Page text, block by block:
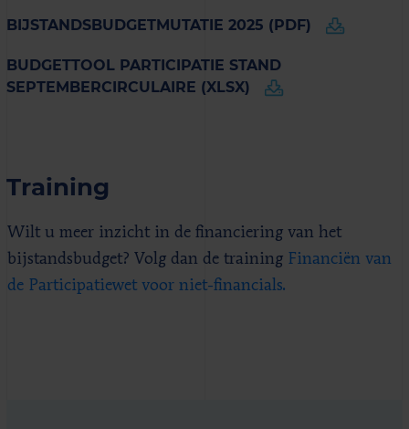
BIJSTANDSBUDGETMUTATIE 2025 (PDF)
BUDGETTOOL PARTICIPATIE STAND
SEPTEMBERCIRCULAIRE (XLSX)
Training
Wilt u meer inzicht in de financiering van het
bijstandsbudget? Volg dan de training Financiën van
de Participatiewet voor niet-financials.